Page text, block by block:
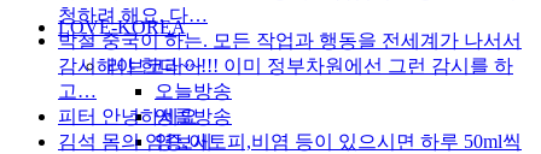
LOVE-KOREA
러브코리아
오늘방송
앵콜방송
영보세
청하려 해요. 다…
박철중국이 하는. 모든 작업과 행동을 전세계가 나서서
감시해야 한다~~!!! 이미 정부차원에선 그런 감시를 하
고…
피터 안녕하세요
김석 몸의 염증,아토피,비염 등이 있으시면 하루 50ml씩